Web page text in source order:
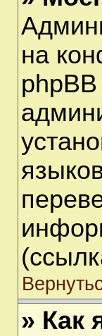
на
» Как